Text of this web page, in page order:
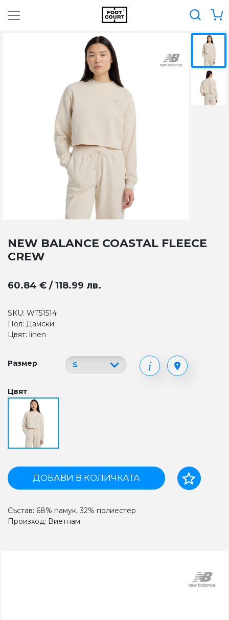
NEW BALANCE COASTAL FLEECE
CREW
60.84 € / 118.99 лв.
SKU: WT51514
Пол: Дамски
Цвят: linen
Размер
Цвят
ДОБАВИ В КОЛИЧКАТА
Състав: 68% памук, 32% полиестер
Произход: Виетнам